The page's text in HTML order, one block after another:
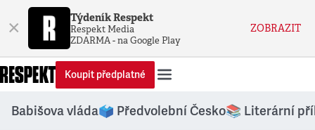
× Týdeník Respekt
Respekt Media
ZDARMA - na Google Play
ZOBRAZIT
Koupit předplatné
Babišova vláda🗳️ Předvolební Česko📚 Literární